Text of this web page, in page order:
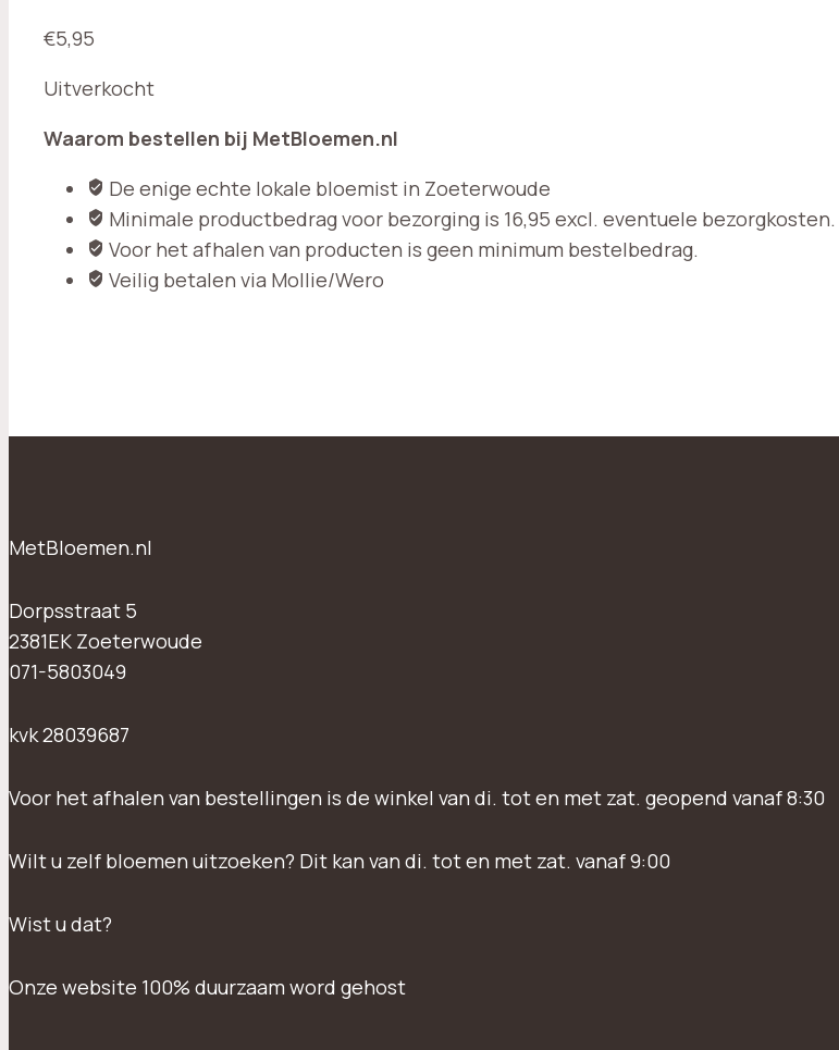
€5,95
Uitverkocht
Waarom bestellen bij MetBloemen.nl
De enige echte lokale bloemist in Zoeterwoude
Minimale productbedrag voor bezorging is 16,95 excl. eventuele bezorgkosten.
Voor het afhalen van producten is geen minimum bestelbedrag.
Veilig betalen via Mollie/Wero
MetBloemen.nl
Dorpsstraat 5
2381EK Zoeterwoude
071-5803049
kvk 28039687
Voor het afhalen van bestellingen is de winkel van di. tot en met zat. geopend vanaf 8:30
Wilt u zelf bloemen uitzoeken? Dit kan van di. tot en met zat. vanaf 9:00
Wist u dat?
Onze website 100% duurzaam word gehost